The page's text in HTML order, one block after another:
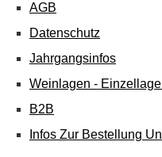
AGB
Datenschutz
Jahrgangsinfos
Weinlagen -
B2B
Infos Zur Bestellung